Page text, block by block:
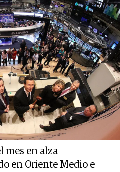
mes en alza
en Oriente Medio e